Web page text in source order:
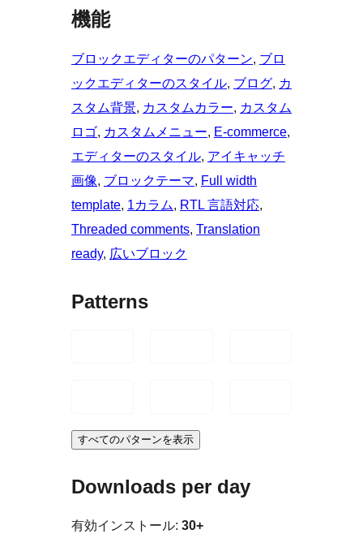
機能
ブロックエディターのパターン, ブロ
ックエディターのスタイル, ブログ, カ
スタム背景, カスタムカラー, カスタム
ロゴ, カスタムメニュー, E-commerce
エディターのスタイル, アイキャッチ
画像, ブロックテーマ, Full width
template, 1カラム, RTL 言語対応
Threaded comments, Translation
ready, 広いブロック
Patterns
すべてのパターンを表示
Downloads per day
有効インストール: 30+